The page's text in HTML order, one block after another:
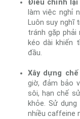
Điều chỉnh lại
làm việc nghỉ
Luôn suy nghĩ
tránh gặp phải
kéo dài khiến
đầu.
Xây dựng
giờ, đảm bảo
sôi, hạn chế
khỏe. Sử
nhiều caffeine